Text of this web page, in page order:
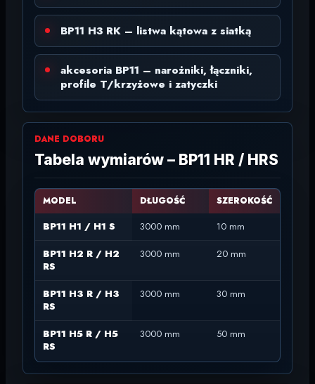
BP11 H3 RK – listwa kątowa z siatką
akcesoria BP11 – narożniki, łączniki,
profile T/krzyżowe i zatyczki
DANE DOBORU
Tabela wymiarów – BP11 HR / HRS
MODEL DŁUGOŚĆ SZEROKOŚĆ
BP11 H1 / H1 S 3000 mm 10 mm
BP11 H2 R / H2
RS
3000 mm 20 mm
BP11 H3 R / H3
RS
3000 mm 30 mm
BP11 H5 R / H5
RS
3000 mm 50 mm